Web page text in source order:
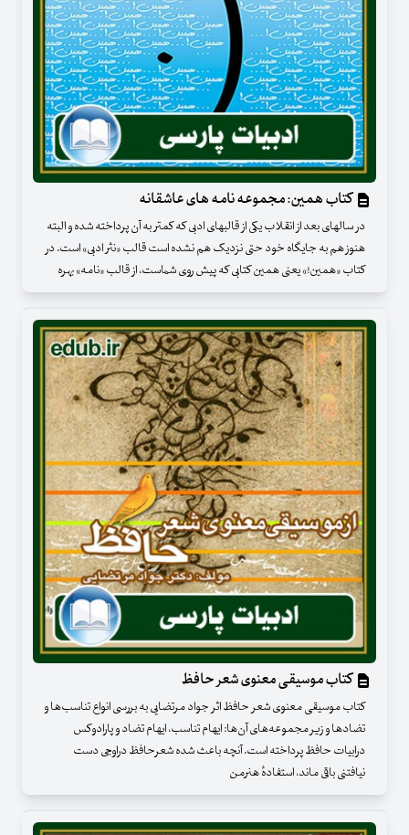
کتاب همین: مجموعه نامه های عاشقانه
در سالهای بعد از انقلاب یکی از قالبهای ادبی که کمتر به آن پرداخته شده و البته
هنوز هم به جایگاه خود حتی نزدیک هم نشده است قالب «نثر ادبی» است. در
کتاب «همین!» یعنی همین کتابی که پیش روی شماست، از قالب «نامه» بهره
کتاب موسیقی معنوی شعر حافظ
کتاب موسیقی معنوی شعر حافظ اثر جواد مرتضایی به بررسی انواع تناسب‌ها و
تضاد‌ها و زیر مجموعه‌های آن‌ها: ایهام تناسب، ایهام تضاد و پارادوکس
درابیات حافظ پرداخته است. آنچه باعث شده شعرحافظ دراوجی دست
نیافتنی باقی ماند، استفادهٔ هنرمن